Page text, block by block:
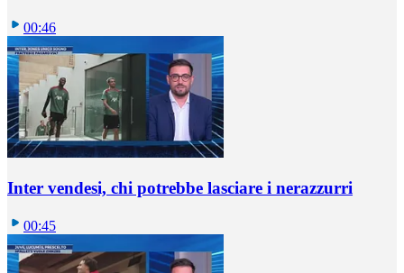
00:46
Inter vendesi, chi potrebbe lasciare i nerazzurri
00:45